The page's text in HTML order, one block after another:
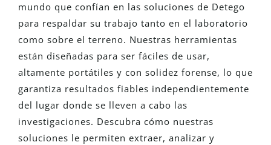
mundo que confían en las soluciones de Detego
para respaldar su trabajo tanto en el laboratorio
como sobre el terreno. Nuestras herramientas
están diseñadas para ser fáciles de usar,
altamente portátiles y con solidez forense, lo que
garantiza resultados fiables independientemente
del lugar donde se lleven a cabo las
investigaciones. Descubra cómo nuestras
soluciones le permiten extraer, analizar y